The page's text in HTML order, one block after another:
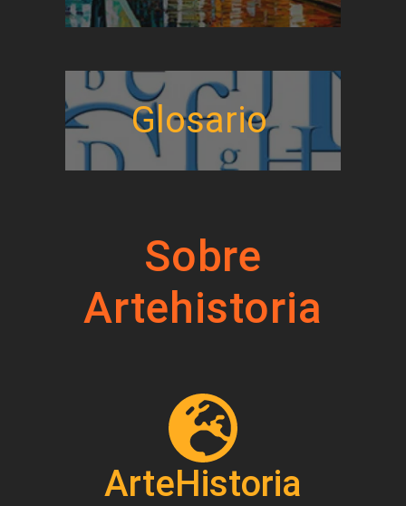
Glosario
Sobre
Artehistoria
ArteHistoria